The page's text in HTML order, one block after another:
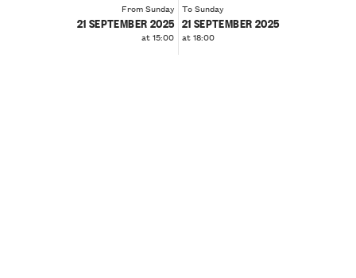
From Sunday
21 SEPTEMBER 2025
at 15:00
To Sunday
21 SEPTEMBER 2025
at 18:00